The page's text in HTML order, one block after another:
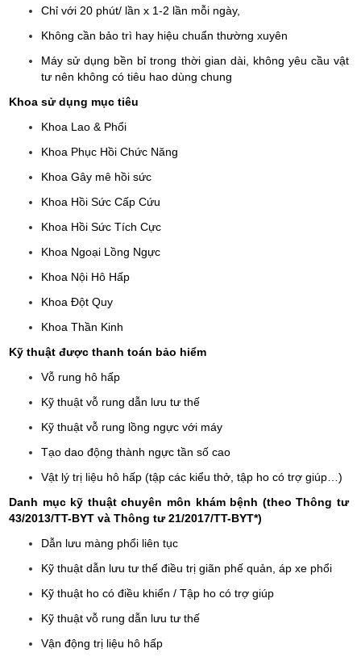
Chỉ với 20 phút/ lần x 1-2 lần mỗi ngày,
Không cần bảo trì hay hiệu chuẩn thường xuyên
Máy sử dụng bền bỉ trong thời gian dài, không yêu cầu vật
tư nên không có tiêu hao dùng chung
Khoa sử dụng mục tiêu
Khoa Lao & Phổi
Khoa Phục Hồi Chức Năng
Khoa Gây mê hồi sức
Khoa Hồi Sức Cấp Cứu
Khoa Hồi Sức Tích Cực
Khoa Ngoại Lồng Ngực
Khoa Nội Hô Hấp
Khoa Đột Quy
Khoa Thần Kinh
Kỹ thuật được thanh toán bảo hiểm
Vỗ rung hô hấp
Kỹ thuật vỗ rung dẫn lưu tư thế
Kỹ thuật vỗ rung lồng ngực với máy
Tạo dao động thành ngực tần số cao
Vật lý trị liệu hô hấp (tập các kiểu thở, tập ho có trợ giúp…)
Danh mục kỹ thuật chuyên môn khám bệnh (theo Thông tư
43/2013/TT-BYT và Thông tư 21/2017/TT-BYT*)
Dẫn lưu màng phổi liên tục
Kỹ thuật dẫn lưu tư thế điều trị giãn phế quản, áp xe phổi
Kỹ thuật ho có điều khiển / Tập ho có trợ giúp
Kỹ thuật vỗ rung dẫn lưu tư thế
Vận động trị liệu hô hấp